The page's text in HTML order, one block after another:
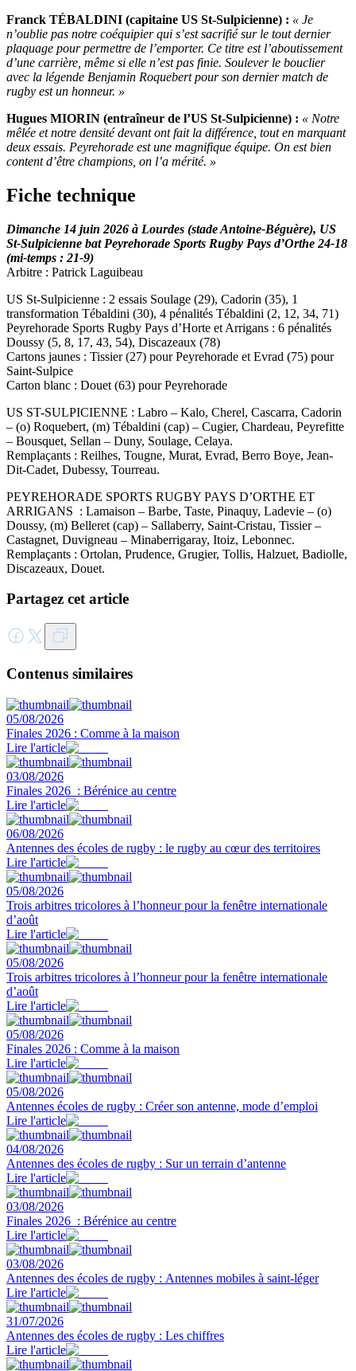
Franck TÉBALDINI (capitaine US St-Sulpicienne) : « Je
n’oublie pas notre coéquipier qui s’est sacrifié sur le tout dernier
plaquage pour permettre de l’emporter. Ce titre est l’aboutissement
d’une carrière, même si elle n’est pas finie. Soulever le bouclier
avec la légende Benjamin Roquebert pour son dernier match de
rugby est un honneur. »
Hugues MIORIN (entraîneur de l’US St-Sulpicienne) : « Notre
mêlée et notre densité devant ont fait la différence, tout en marquant
deux essais. Peyrehorade est une magnifique équipe. On est bien
content d’être champions, on l’a mérité. »
Fiche technique
Dimanche 14 juin 2026 à Lourdes (stade Antoine-Béguère), US
St-Sulpicienne bat Peyrehorade Sports Rugby Pays d’Orthe 24-18
(mi-temps : 21-9)
Arbitre : Patrick Laguibeau
US St-Sulpicienne : 2 essais Soulage (29), Cadorin (35), 1
transformation Tébaldini (30), 4 pénalités Tébaldini (2, 12, 34, 71)
Peyrehorade Sports Rugby Pays d’Horte et Arrigans : 6 pénalités
Doussy (5, 8, 17, 43, 54), Discazeaux (78)
Cartons jaunes : Tissier (27) pour Peyrehorade et Evrad (75) pour
Saint-Sulpice
Carton blanc : Douet (63) pour Peyrehorade
US ST-SULPICIENNE : Labro – Kalo, Cherel, Cascarra, Cadorin
– (o) Roquebert, (m) Tébaldini (cap) – Cugier, Chardeau, Peyrefitte
– Bousquet, Sellan – Duny, Soulage, Celaya.
Remplaçants : Reilhes, Tougne, Murat, Evrad, Berro Boye, Jean-
Dit-Cadet, Dubessy, Tourreau.
PEYREHORADE SPORTS RUGBY PAYS D’ORTHE ET
ARRIGANS : Lamaison – Barbe, Taste, Pinaquy, Ladevie – (o)
Doussy, (m) Belleret (cap) – Sallaberry, Saint-Cristau, Tissier –
Castagnet, Duvigneau – Minaberrigaray, Itoiz, Lebonnec.
Remplaçants : Ortolan, Prudence, Grugier, Tollis, Halzuet, Badiolle,
Discazeaux, Douet.
Partagez cet article
Contenus similaires
05/08/2026
Finales 2026 : Comme à la maison
Lire l'article
03/08/2026
Finales 2026 : Bérénice au centre
Lire l'article
06/08/2026
Antennes des écoles de rugby : le rugby au cœur des territoires
Lire l'article
05/08/2026
Trois arbitres tricolores à l’honneur pour la fenêtre internationale
d’août
Lire l'article
05/08/2026
Trois arbitres tricolores à l’honneur pour la fenêtre internationale
d’août
Lire l'article
05/08/2026
Finales 2026 : Comme à la maison
Lire l'article
05/08/2026
Antennes écoles de rugby : Créer son antenne, mode d’emploi
Lire l'article
04/08/2026
Antennes des écoles de rugby : Sur un terrain d’antenne
Lire l'article
03/08/2026
Finales 2026 : Bérénice au centre
Lire l'article
03/08/2026
Antennes des écoles de rugby : Antennes mobiles à saint-léger
Lire l'article
31/07/2026
Antennes des écoles de rugby : Les chiffres
Lire l'article